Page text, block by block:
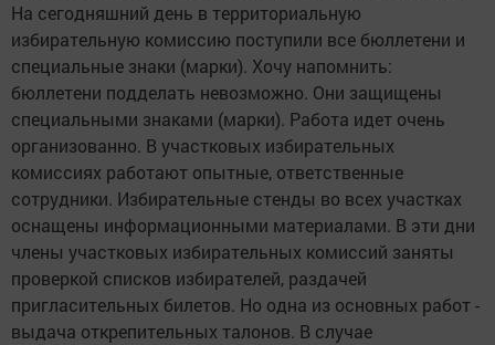
На сегодняшний день в территориальную
избирательную комиссию поступили все бюллетени и
специальные знаки (марки). Хочу напомнить:
бюллетени подделать невозможно. Они защищены
специальными знаками (марки). Работа идет очень
организованно. В участковых избирательных
комиссиях работают опытные, ответственные
сотрудники. Избирательные стенды во всех участках
оснащены информационными материалами. В эти дни
члены участковых избирательных комиссий заняты
проверкой списков избирателей, раздачей
пригласительных билетов. Но одна из основных работ -
выдача открепительных талонов. В случае